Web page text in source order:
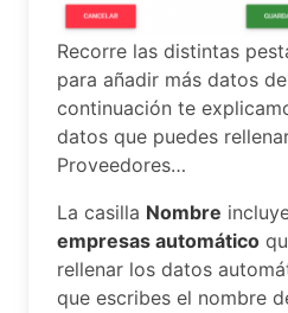
Recorre las distintas
para añadir más datos
continuación te
datos que puedes
Proveedores…
La casilla Nombre
empresas automático
rellenar los datos
que escribes el nombre